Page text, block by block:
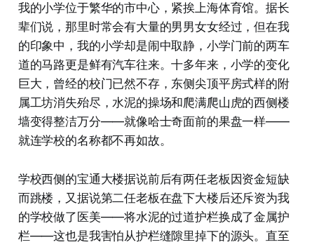
我的小学位于繁华的市中心，紧挨上海体育馆。据长
辈们说，那里时常会有大量的男男女女经过，但在我
的印象中，我的小学却是闹中取静，小学门前的两车
道的马路更是鲜有汽车往来。十多年来，小学的变化
巨大，曾经的校门已然不存，东侧尖顶平房式样的附
属工坊消失殆尽，水泥的操场和爬满爬山虎的西侧楼
墙变得整洁万分——就像哈士奇面前的果盘一样——
就连学校的名称都不再如故。
学校西侧的宝通大楼据说前后有两任老板因资金短缺
而跳楼，又据说第二任老板在盘下大楼后还斥资为我
的学校做了医美——将水泥的过道护栏换成了金属护
栏——这也是我害怕从护栏缝隙里掉下的源头。直至